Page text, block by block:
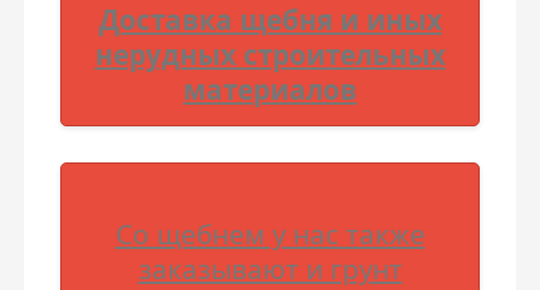
Доставка щебня и иных
нерудных строительных
материалов
Со щебнем у нас также
заказывают и грунт